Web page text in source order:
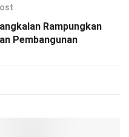
Rampungkan
Pembangunan